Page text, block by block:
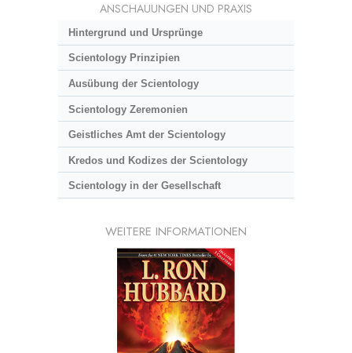
ANSCHAUUNGEN UND PRAXIS
Hintergrund und Ursprünge
Scientology Prinzipien
Ausübung der Scientology
Scientology Zeremonien
Geistliches Amt der Scientology
Kredos und Kodizes der Scientology
Scientology in der Gesellschaft
WEITERE INFORMATIONEN